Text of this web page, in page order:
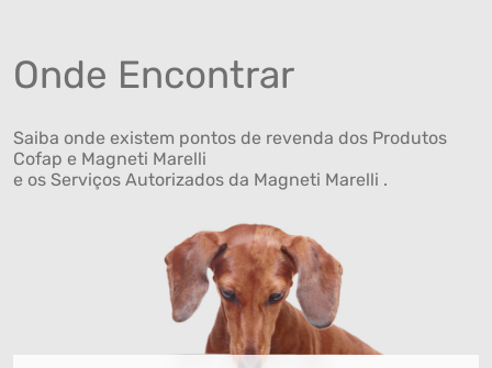
Onde Encontrar
Saiba onde existem pontos de revenda dos Produtos
Cofap e Magneti Marelli
e os Serviços Autorizados da Magneti Marelli .